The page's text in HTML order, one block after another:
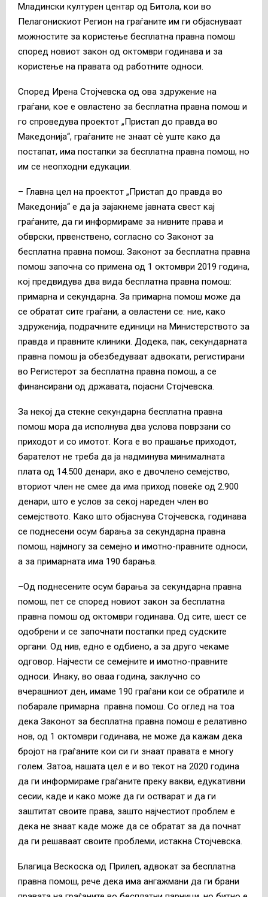
Младински културен центар од Битола, кои во
Пелагонискиот Регион на граѓаните им ги објаснуваат
можностите за користење бесплатна правна помош
според новиот закон од октомври годинава и за
користење на правата од работните односи.
Според Ирена Стојчевска од ова здружение на
граѓани, кое е овластено за бесплатна правна помош и
го спроведува проектот „Пристап до правда во
Македонија“, граѓаните не знаат сѐ уште како да
постапат, има постапки за бесплатна правна помош, но
им се неопходни едукации.
– Главна цел на проектот „Пристап до правда во
Македонија“ е да ја зајакнеме јавната свест кај
граѓаните, да ги информираме за нивните права и
обврски, првенствено, согласно со Законот за
бесплатна правна помош. Законот за бесплатна правна
помош започна со примена од 1 октомври 2019 година,
кој предвидува два вида бесплатна правна помош:
примарна и секундарна. За примарна помош може да
се обратат сите граѓани, а овластени се: ние, како
здруженија, подрачните единици на Министерството за
правда и правните клиники. Додека, пак, секундарната
правна помош ја обезбедуваат адвокати, регистирани
во Регистерот за бесплатна правна помош, а се
финансирани од државата, појасни Стојчевска.
За некој да стекне секундарна бесплатна правна
помош мора да исполнува два услова поврзани со
приходот и со имотот. Кога е во прашање приходот,
барателот не треба да ја надминува минималната
плата од 14.500 денари, ако е двочлено семејство,
вториот член не смее да има приход повеќе од 2.900
денари, што е услов за секој нареден член во
семејството. Како што објаснува Стојчевска, годинава
се поднесени осум барања за секундарна правна
помош, најмногу за семејно и имотно-правните односи,
а за примарната има 190 барања.
–Од поднесените осум барања за секундарна правна
помош, пет се според новиот закон за бесплатна
правна помош од октомври годинава. Од сите, шест се
одобрени и се започнати постапки пред судските
органи. Од нив, едно е одбиено, а за друго чекаме
одговор. Најчести се семејните и имотно-правните
односи. Инаку, во оваа година, заклучно со
вчерашниот ден, имаме 190 граѓани кои се обратиле и
побарале примарна правна помош. Со оглед на тоа
дека Законот за бесплатна правна помош е релативно
нов, од 1 октомври годинава, не може да кажам дека
бројот на граѓаните кои си ги знаат правата е многу
голем. Затоа, нашата цел е и во текот на 2020 година
да ги информираме граѓаните преку вакви, едукативни
сесии, каде и како може да ги остварат и да ги
заштитат своите права, зашто најчестиот проблем е
дека не знаат каде може да се обратат за да почнат
да ги решаваат своите проблеми, истакна Стојчевска.
Благица Вескоска од Прилеп, адвокат за бесплатна
правна помош, рече дека има ангажмани да ги брани